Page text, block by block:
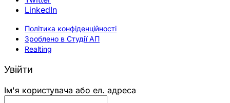
LinkedIn
Політика конфіденційності
Зроблено в Студії АП
Realting
Увійти
Ім'я користувача або ел. адреса